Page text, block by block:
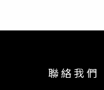
聯 絡 我 們